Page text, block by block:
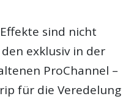
sind nicht
exklusiv in der
ProChannel –
für die Veredelung